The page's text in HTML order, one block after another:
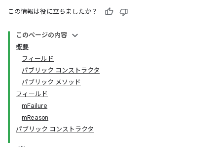
この情報は役に立ちましたか？
このページの内容
概要
フィールド
パブリック コンストラクタ
パブリック メソッド
フィールド
mFailure
mReason
パブリック コンストラクタ